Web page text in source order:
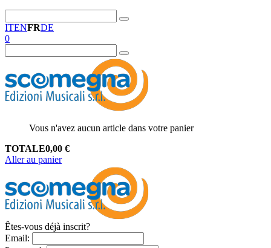
ITENFRDE
0
Vous n'avez aucun article dans votre panier
TOTALE0,00 €
Aller au panier
Êtes-vous déjà inscrit?
Email: